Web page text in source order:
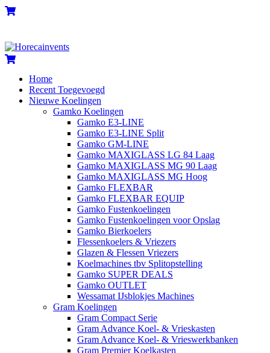
Skip
MenuCart
Cart
Home
Recent Toegevoegd
Nieuwe Koelingen
Gamko Koelingen
Gamko E3-LINE
Gamko E3-LINE Split
Gamko GM-LINE
Gamko MAXIGLASS LG 84 Laag
Gamko MAXIGLASS MG 90 Laag
Gamko MAXIGLASS MG Hoog
Gamko FLEXBAR
Gamko FLEXBAR EQUIP
Gamko Fustenkoelingen
Gamko Fustenkoelingen voor Opslag
Gamko Bierkoelers
Flessenkoelers & Vriezers
Glazen & Flessen Vriezers
Koelmachines tbv Splitopstelling
Gamko SUPER DEALS
Gamko OUTLET
Wessamat IJsblokjes Machines
Gram Koelingen
Gram Compact Serie
Gram Advance Koel- & Vrieskasten
Gram Advance Koel- & Vrieswerkbanken
Gram Premier Koelkasten